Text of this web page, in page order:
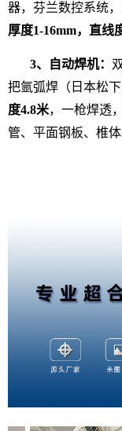
器，芬兰数控系统，
厚度1-16mm，直线
3、自动焊机：
把氩弧焊（日本松下
度4.8米，一枪焊透
管、平面钢板、椎体